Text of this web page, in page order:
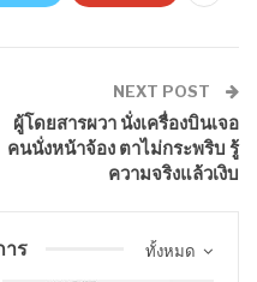
NEXT POST
ผู้โดยสารผวา นั่งเครื่องบินเจอ
คนนั่งหน้าจ้อง ตาไม่กระพริบ รู้
ความจริงแล้วเงิบ
ทั้งหมด
าร